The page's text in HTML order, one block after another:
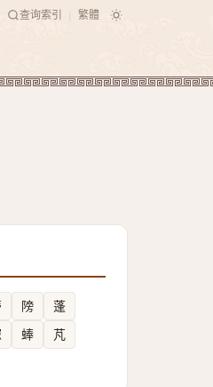
查询索引 繁體
䧛
蓬
蜯 芃